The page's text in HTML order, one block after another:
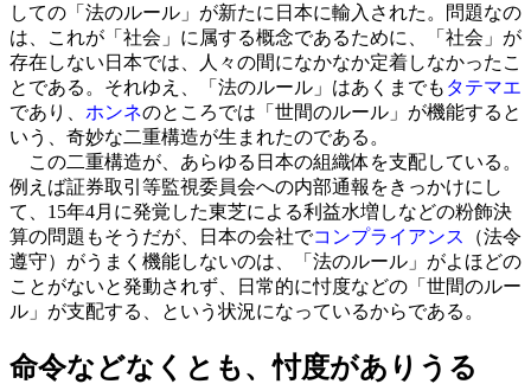
しての「法のルール」が新たに日本に輸入された。問題なの
は、これが「社会」に属する概念であるために、「社会」が
存在しない日本では、人々の間になかなか定着しなかったこ
とである。それゆえ、「法のルール」はあくまでも タテマエ
であり、 ホンネのところでは「世間のルール」が機能すると
いう、奇妙な二重構造が生まれたのである。
この二重構造が、あらゆる日本の組織体を支配している。
例えば証券取引等監視委員会への内部通報をきっかけにし
て、15年4月に発覚した東芝による利益水増しなどの粉飾決
算の問題もそうだが、日本の会社でコンプライアンス
（法令
遵守）がうまく機能しないのは、「法のルール」がよほどの
ことがないと発動されず、日常的に忖度などの「世間のルー
ル」が支配する、という状況になっているからである。
命令などなくとも、忖度がありうる